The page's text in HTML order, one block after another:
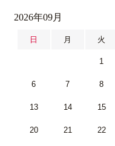
2026年09月
日 月 火
1
6 7 8
13 14 15
20 21 22